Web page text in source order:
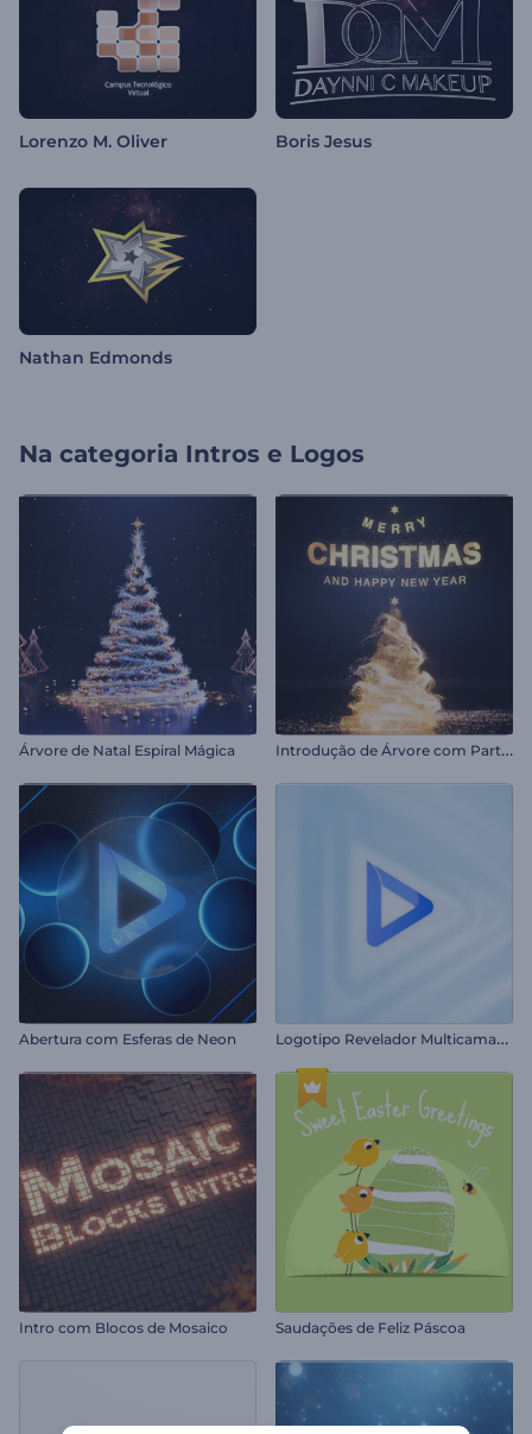
Lorenzo M. Oliver Boris Jesus
Nathan Edmonds
Na categoria Intros e Logos
Árvore de Natal Espiral Mágica I
ntrodução de Árvore com Partículas Brilhantes
Abertura com Esferas de Neon L
ogotipo Revelador Multicamadas
Intro com Blocos de Mosaico Saudações de Feliz Páscoa